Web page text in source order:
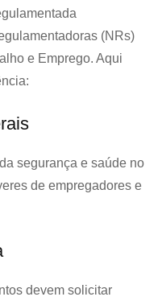
(NRs)
e Emprego. Aqui
segurança e saúde no
de empregadores e
devem solicitar